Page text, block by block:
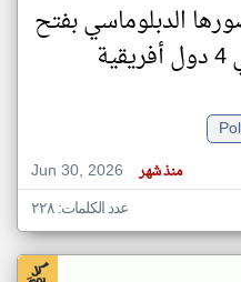
الدبلوماسي بفتح
Jun 30, 2026
منذ شهر
عدد الكلمات: ٢٢٨